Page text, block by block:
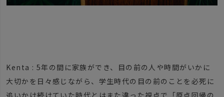
Kenta : 5年の間に家族ができ、目の前の人や時間がいかに
大切かを日々感じながら、学生時代の目の前のことを必死に
追いかけ続けていた時代とはまた違った視点で「原点回帰の